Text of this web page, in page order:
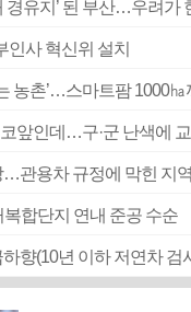
경유지’ 된 부산…우려가
인사 혁신위 설치
농촌’…스마트팜 1000
앞인데…구·군 난색에 교
관용차 규정에 막힌 지
합단지 연내 준공 수순